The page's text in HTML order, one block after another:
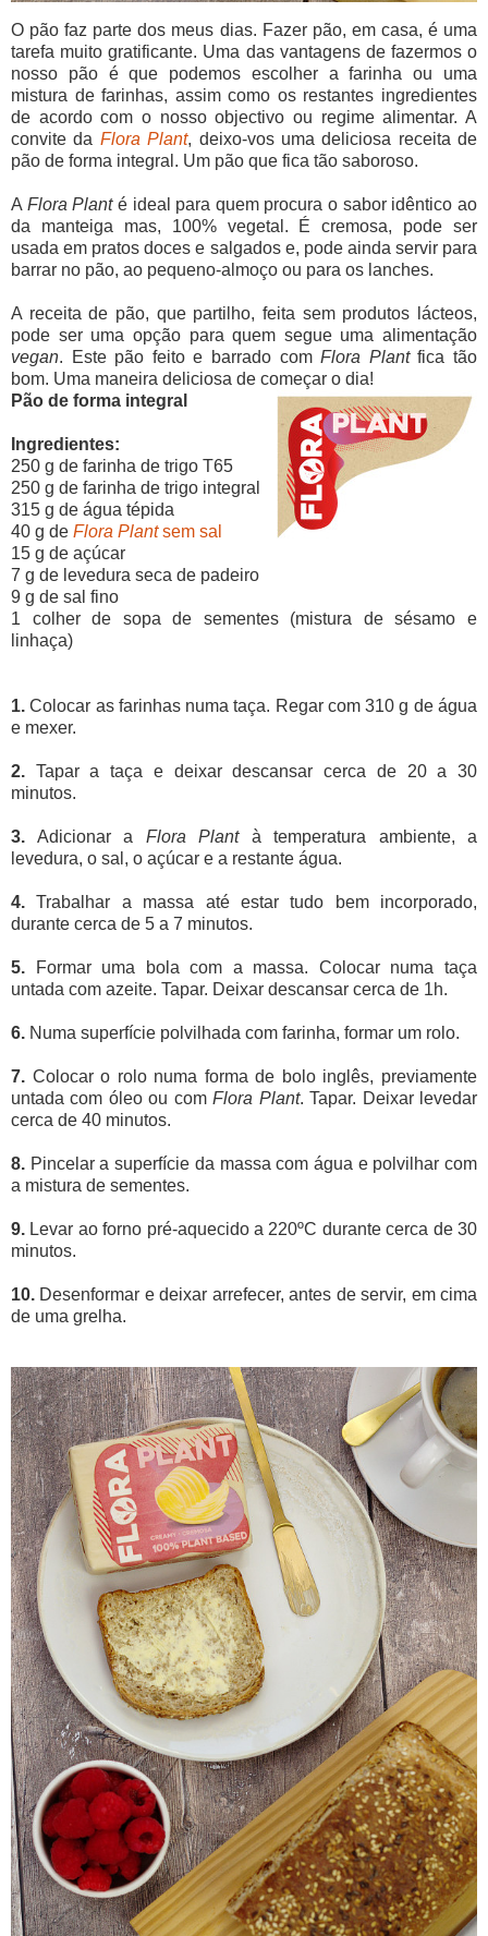
O pão faz parte dos meus dias. Fazer pão, em casa, é uma
tarefa muito gratificante. Uma das vantagens de fazermos o
nosso pão é que podemos escolher a farinha ou uma
mistura de farinhas, assim como os restantes ingredientes
de acordo com o nosso objectivo ou regime alimentar. A
convite da Flora Plant, deixo-vos uma deliciosa receita de
pão de forma integral. Um pão que fica tão saboroso.
A Flora Planté ideal para quem procura o sabor idêntico ao
da manteiga mas, 100% vegetal. É cremosa, pode ser
usada em pratos doces e salgados e, pode ainda servir para
barrar no pão, ao pequeno-almoço ou para os lanches.
A receita de pão, que partilho, feita sem produtos lácteos,
pode ser uma opção para quem segue uma alimentação
vegan. Este pão feito e barrado comFlora Plantfica tão
bom. Uma maneira deliciosa de começar o dia!
Pão de forma integral
Ingredientes:
250 g de farinha de trigo T65
250 g de farinha de trigo integral
315 g de água tépida
40 g de Flora Plantsem sal
15 g de açúcar
7 g de levedura seca de padeiro
9 g de sal fino
1 colher de sopa de sementes (mistura de sésamo e
linhaça)
1. Colocar as farinhas numa taça. Regar com 310 g de água
e mexer.
2. Tapar a taça e deixar descansar cerca de 20 a 30
minutos.
3. Adicionar a Flora Plantà temperatura ambiente, a
levedura, o sal, o açúcar e a restante água.
4. Trabalhar a massa até estar tudo bem incorporado,
durante cerca de 5 a 7 minutos.
5. Formar uma bola com a massa. Colocar numa taça
untada com azeite. Tapar. Deixar descansar cerca de 1h.
6. Numa superfície polvilhada com farinha, formar um rolo.
7. Colocar o rolo numa forma de bolo inglês, previamente
untada com óleo ou comFlora Plant. Tapar. Deixar levedar
cerca de 40 minutos.
8. Pincelar a superfície da massa com água e polvilhar com
a mistura de sementes.
9. Levar ao forno pré-aquecido a 220ºC durante cerca de 30
minutos.
10. Desenformar e deixar arrefecer, antes de servir, em cima
de uma grelha.